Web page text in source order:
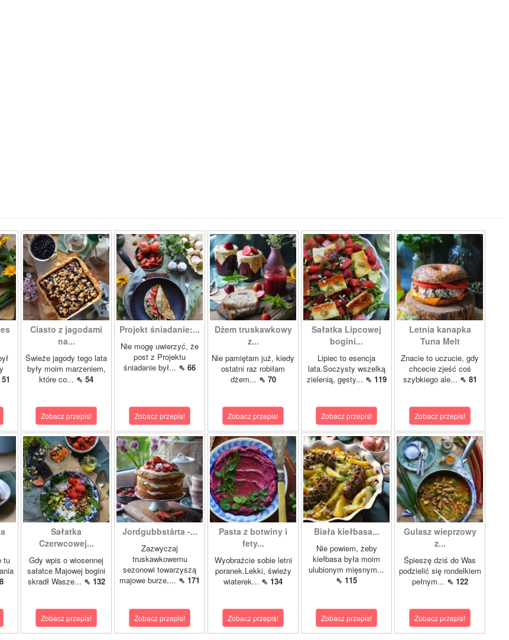
Ciasto z jagodami
na...
Świeże jagody tego lata
były moim marzeniem,
które co... ⇖ 54
Zobacz przepis!
Projekt śniadanie:...
Nie mogę uwierzyć, że
post z Projektu
śniadanie był... ⇖ 66
Zobacz przepis!
Dżem truskawkowy
z...
Nie pamiętam już, kiedy
ostatni raz robiłam
dżem... ⇖ 70
Zobacz przepis!
Sałatka Lipcowej
bogini...
Lipiec to esencja
lata.Soczysty wszelką
zielenią, gęsty... ⇖ 119
Zobacz przepis!
Letnia kanapka
Tuna Melt
Znacie to uczucie, gdy
chcecie zjeść coś
szybkiego ale... ⇖ 81
Zobacz przepis!
tu
Sałatka
Czerwcowej...
Gdy wpis o wiosennej
sałatce Majowej bogini
skradł Wasze... ⇖ 132
Zobacz przepis!
Jordgubbstårta -...
Zazwyczaj
truskawkowemu
sezonowi towarzyszą
majowe burze,... ⇖ 171
Zobacz przepis!
Pasta z botwiny i
fety...
Wyobraźcie sobie letni
poranek.Lekki, świeży
wiaterek... ⇖ 134
Zobacz przepis!
Biała kiełbasa...
Nie powiem, żeby
kiełbasa była moim
ulubionym mięsnym...
⇖ 115
Zobacz przepis!
Gulasz wieprzowy
z...
Śpieszę dziś do Was
podzielić się rondelkiem
pełnym... ⇖ 122
Zobacz przepis!